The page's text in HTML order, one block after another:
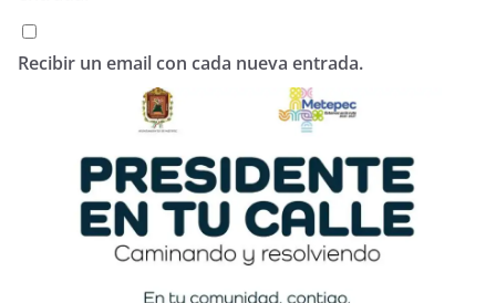
Recibir un email con cada nueva entrada.